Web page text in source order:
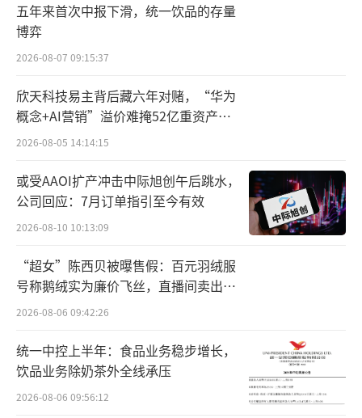
热门话题，而且被很多旅游业内人士重仓的蓝
海市场。
《2026年中国宠物行业白皮书》显示，20
25年，71%的宠主有较强的携宠出游意愿与需
求。对于付费宠物出行服务，50.6%的宠主曾
为了抓取这一机遇，国内景区纷纷打
出“宠物友好”牌，吸引游客带着自家宠物前
来消费。
例如，三亚蜈支洲岛就将每月20日设
人宠音乐节等活动。洛阳白云山推出“带宠物
免门票”活动。
五年来首次中报下滑，统一饮品的存量
博弈
2026-08-07 09:15:37
欣天科技易主背后藏六年对赌，“华为
概念+AI营销”溢价难掩52亿重资产考
验
2026-08-05 14:14:15
或受AAOI扩产冲击中际旭创午后跳水，
公司回应：7月订单指引至今有效
2026-08-10 10:13:09
“超女”陈西贝被曝售假：百元羽绒服
号称鹅绒实为廉价飞丝，直播间卖出超
百万元
2026-08-06 09:42:26
统一中控上半年：食品业务稳步增长，
饮品业务除奶茶外全线承压
2026-08-06 09:56:12